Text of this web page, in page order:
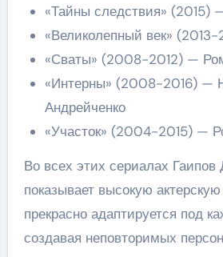
«Тайны следствия» (2015)
«Великолепный век»
«Сваты» (2008-2012) —
«Интерны» (2008-2016) —
Андрейченко
«Участок» (2004-2015) —
Во всех этих сериалах Гаипов
показывает высокую
прекрасно адаптируется под
создавая неповторимых